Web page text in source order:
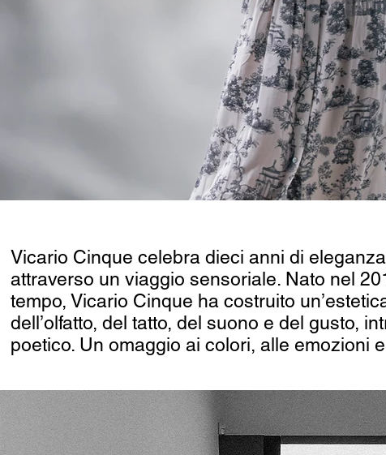
Vicario Cinque celebra dieci anni di
attraverso un viaggio sensoriale. Nato nel
tempo, Vicario Cinque ha costruito
dell’olfatto, del tatto, del suono e del gusto,
poetico. Un omaggio ai colori, alle emozioni